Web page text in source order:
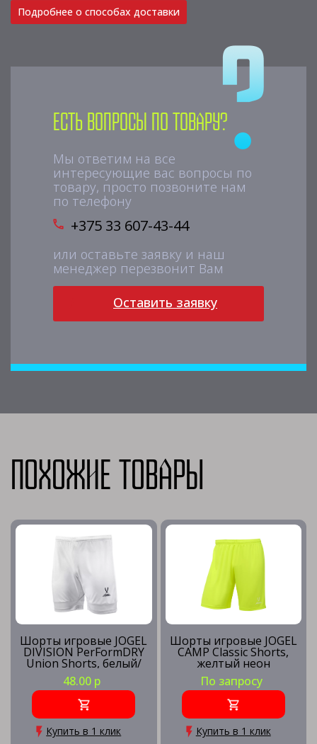
Подробнее о способах доставки
Есть вопросы по товару?
Мы ответим на все
интересующие вас вопросы по
товару, просто позвоните нам
по телефону
+375 33 607-43-44
или оставьте заявку и наш
менеджер перезвонит Вам
Оставить заявку
Похожие товары
Шорты игровые JOGEL
DIVISION PerFormDRY
Union Shorts, белый/
белый
48.00 р
Купить в 1 клик
Шорты игровые JOGEL
CAMP Classic Shorts,
желтый неон
По запросу
Купить в 1 клик